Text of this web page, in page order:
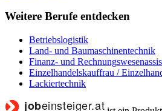
Weitere Berufe entdecken
Betriebslogistik
Land- und Baumaschinentechnik
Finanz- und
Einzelhandelskauffrau /
Lackiertechnik